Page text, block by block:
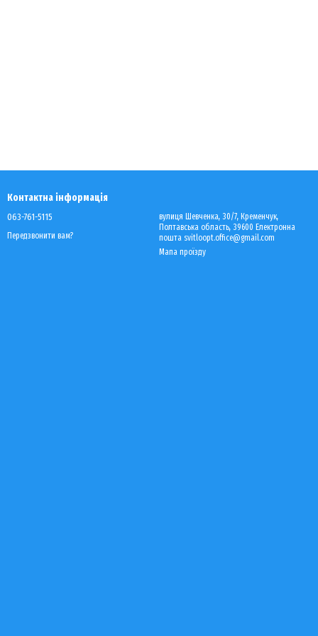
Контактна інформація
063-761-5115
Передзвонити вам?
вулиця Шевченка, 30/7, Кременчук,
Полтавська область, 39600 Електронна
пошта svitloopt.office@gmail.com
Мапа проїзду